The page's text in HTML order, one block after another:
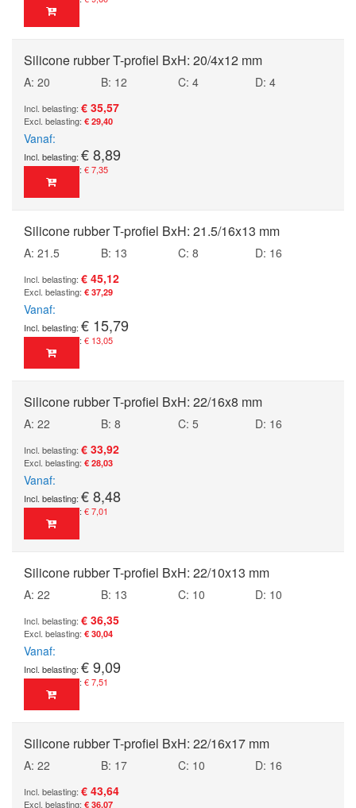
Silicone rubber T-profiel BxH: 20/4x12 mm
A: 20 B: 12 C: 4
D: 4
€ 35,57
€ 29,40
Vanaf
€ 8,89
€ 7,35
Silicone rubber T-profiel BxH: 21.5/16x13 mm
A: 21.5 B: 13 C: 8
D: 16
€ 45,12
€ 37,29
Vanaf
€ 15,79
€ 13,05
Silicone rubber T-profiel BxH: 22/16x8 mm
A: 22 B: 8 C: 5
D: 16
€ 33,92
€ 28,03
Vanaf
€ 8,48
€ 7,01
Silicone rubber T-profiel BxH: 22/10x13 mm
A: 22 B: 13 C: 10
D: 10
€ 36,35
€ 30,04
Vanaf
€ 9,09
€ 7,51
Silicone rubber T-profiel BxH: 22/16x17 mm
A: 22 B: 17 C: 10
D: 16
€ 43,64
€ 36,07